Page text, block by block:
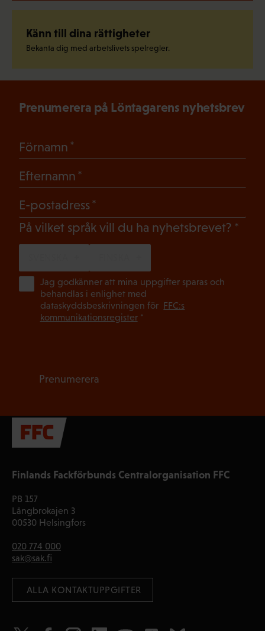
Känn till dina rättigheter
Bekanta dig med arbetslivets spelregler.
Finlands Fackförbunds Centralorganisation FFC
PB 157
Långbrokajen 3
00530 Helsingfors
020 774 000
sak@sak.fi
ALLA KONTAKTUPPGIFTER
Prenumerera på Löntagarens nyhetsbrev
Förnamn
Efternamn
E-postadress
På vilket språk vill du ha nyhetsbrevet?
Jag godkänner att mina uppgifter sparas och
behandlas i enlighet med
dataskyddsbeskrivningen för FFC:s
kommunikationsregister*
Prenumerera